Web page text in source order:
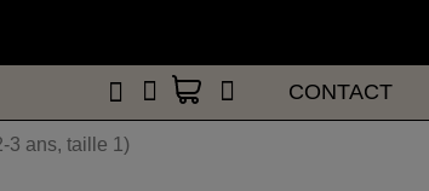
CONTACT
3 ans, taille 1)